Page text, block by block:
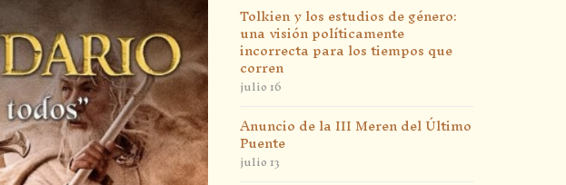
Tolkien y los estudios de género:
una visión políticamente
incorrecta para los tiempos que
corren
julio 16
Anuncio de la III Meren del Último
Puente
julio 13